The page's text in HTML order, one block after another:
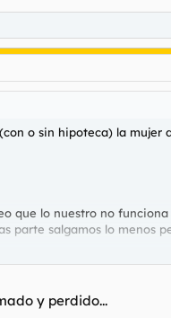
o sin hipoteca) la
lo nuestro no
parte salgamos lo menos
la casa.
En eso son
la tensión se
y perdido...